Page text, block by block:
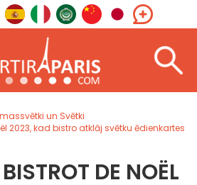
un Svētki
2023, kad bistro atklāj svētku ēdienkartes
DE NOËL